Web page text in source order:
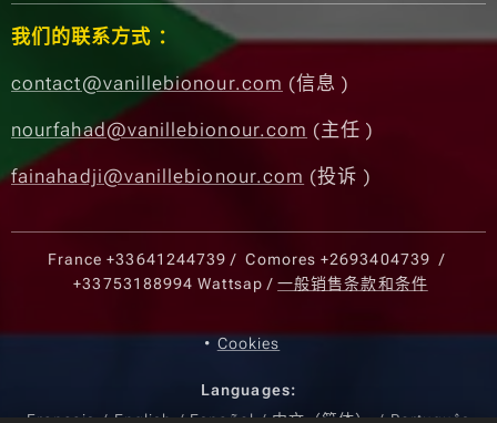
我们的联系方式 ：
contact@vanillebionour.com (信息 )
nourfahad@vanillebionour.com (主任 )
fainahadji@vanillebionour.com (投诉 )
France+33641244739 / Comores+2693404739 /
+33753188994Wattsap / 一般销售条款和条件
Cookies
Languages